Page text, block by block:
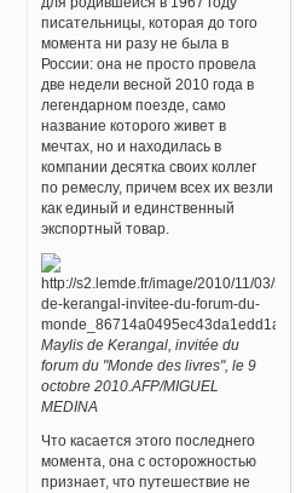
писательницы, которая до того
момента ни разу не была в
России: она не просто провела
две недели весной 2010 года в
легендарном поезде, само
название которого живет в
мечтах, но и находилась в
компании десятка своих коллег
по ремеслу, причем всех их везли
как единый и единственный
экспортный товар.
Maylis de Kerangal, invitée du
forum du "Monde des livres", le 9
octobre 2010.AFP/MIGUEL
MEDINA
Что касается этого последнего
момента, она с осторожностью
признает, что путешествие не